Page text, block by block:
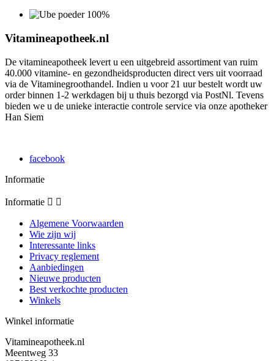
Vitamineapotheek.nl
De vitamineapotheek levert u een uitgebreid assortiment van ruim
40.000 vitamine- en gezondheidsproducten direct vers uit voorraad
via de Vitaminegroothandel. Indien u voor 21 uur bestelt wordt uw
order binnen 1-2 werkdagen bij u thuis bezorgd via PostNl. Tevens
bieden we u de unieke interactie controle service via onze apotheker
Han Siem
facebook
Informatie
Informatie  
Algemene Voorwaarden
Wie zijn wij
Interessante links
Privacy reglement
Aanbiedingen
Nieuwe producten
Best verkochte producten
Winkels
Winkel informatie
Vitamineapotheek.nl
Meentweg 33